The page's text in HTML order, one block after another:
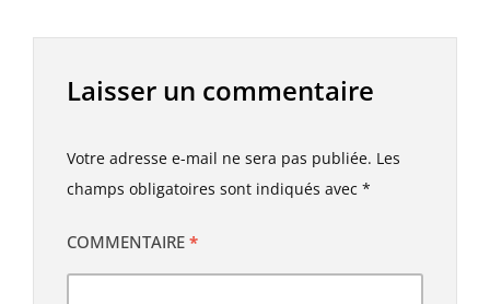
Laisser un commentaire
Votre adresse e-mail ne sera pas publiée. Les
champs obligatoires sont indiqués avec *
COMMENTAIRE *